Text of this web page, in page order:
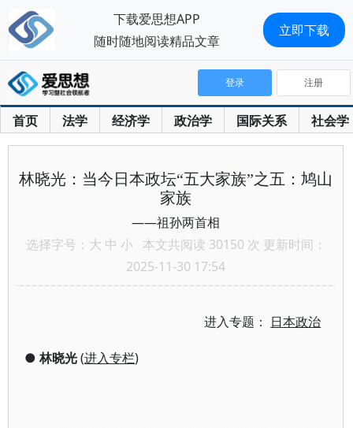
首页 法学 经济学 政治学 国际关系 社会学
登录 注册
林晓光：当今日本政坛“五大家族”之五：鸠山
家族
——祖孙两首相
选择字号： 大 中 小 本文共阅读 30150 次 更新时间：
2025-11-30 17:54
进入专题： 日本政治
●林晓光(进入专栏)
下载爱思想APP
随时随地阅读精品文章
立即下载